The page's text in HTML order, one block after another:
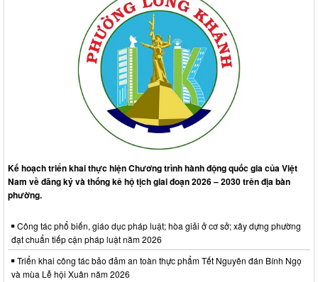
Kế hoạch triển khai thực hiện Chương trình hành động quốc gia của Việt
Nam về đăng ký và thống kê hộ tịch giai đoạn 2026 – 2030 trên địa bàn
phường.
Công tác phổ biến, giáo dục pháp luật; hòa giải ở cơ sở; xây dựng phường
đạt chuẩn tiếp cận pháp luật năm 2026
Triển khai công tác bảo đảm an toàn thực phẩm Tết Nguyên đán Bính Ngọ
và mùa Lễ hội Xuân năm 2026